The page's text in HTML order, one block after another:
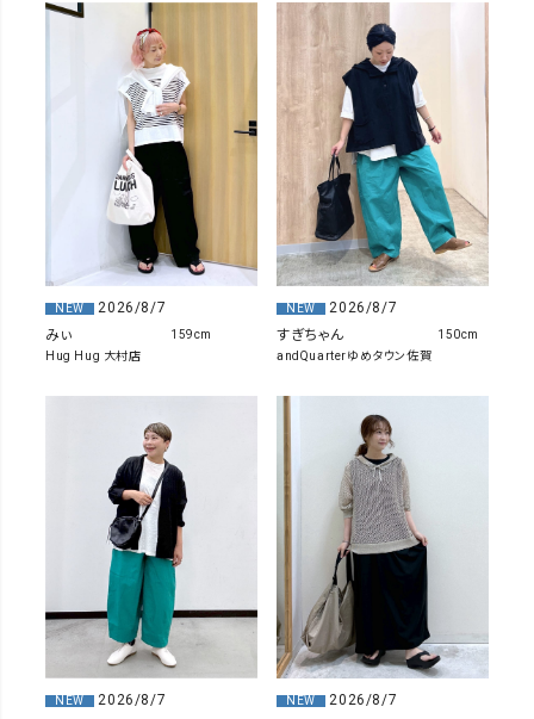
NEW
2026/8/7
みぃ
Hug Hug 大村店
159cm
NEW
2026/8/7
すぎちゃん
andQuarterゆめタウン佐賀
150cm
NEW 2026/8/7 NEW 2026/8/7